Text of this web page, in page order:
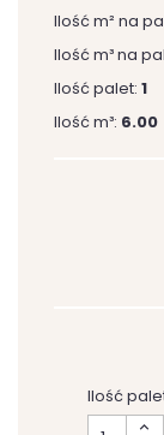
Ilość m² na
Ilość m³ na
Ilość palet: 1
Ilość m³: 6.00
Ilość